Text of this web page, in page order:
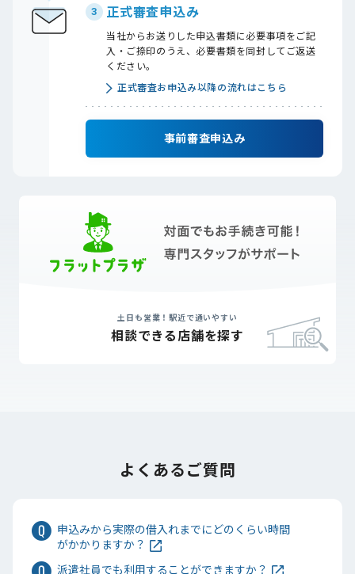
3 正式審査申込み
当社からお送りした申込書類に必要事項をご記
入・ご捺印のうえ、必要書類を同封してご返送
ください。
正式審査お申込み以降の流れはこちら
事前審査申込み
土日も営業！駅近で通いやすい
相談できる店舗を探す
よくあるご質問
申込みから実際の借入れまでにどのくらい時間
がかかりますか？
派遣社員でも利用することができますか？